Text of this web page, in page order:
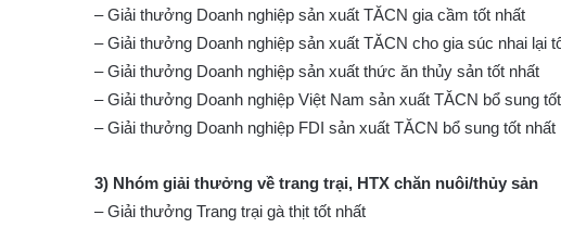
– Giải thưởng Doanh nghiệp sản xuất TĂCN gia cầm tốt nhất
– Giải thưởng Doanh nghiệp sản xuất TĂCN cho gia súc nhai lại
– Giải thưởng Doanh nghiệp sản xuất thức ăn thủy sản tốt nhất
– Giải thưởng Doanh nghiệp Việt Nam sản xuất TĂCN bổ sung
– Giải thưởng Doanh nghiệp FDI sản xuất TĂCN bổ sung tốt nhất
3) Nhóm giải thưởng về trang trại, HTX chăn nuôi/thủy sản
– Giải thưởng Trang trại gà thịt tốt nhất